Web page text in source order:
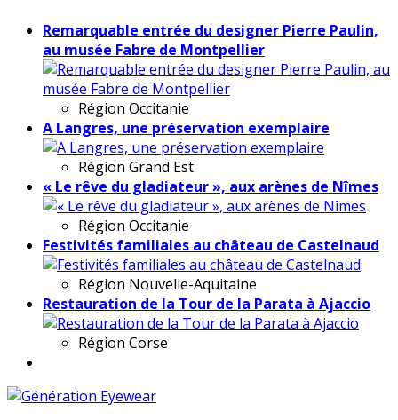
Remarquable entrée du designer Pierre Paulin,
au musée Fabre de Montpellier
Région Occitanie
A Langres, une préservation exemplaire
Région Grand Est
« Le rêve du gladiateur », aux arènes de Nîmes
Région Occitanie
Festivités familiales au château de Castelnaud
Région Nouvelle-Aquitaine
Restauration de la Tour de la Parata à Ajaccio
Région Corse